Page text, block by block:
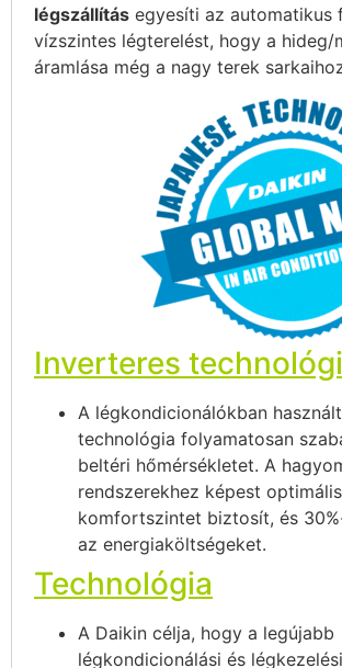
légszállítás egyesíti az automatikus
vízszintes légterelést, hogy a hideg/
áramlása még a nagy terek
Inverteres
A légkondicionálókban
technológia folyamatosan
beltéri hőmérsékletet. A
rendszerekhez képest optimális
komfortszintet biztosít, és
az energiaköltségeket.
Technológia
A Daikin célja, hogy a legújabb
légkondicionálási és légkezelési